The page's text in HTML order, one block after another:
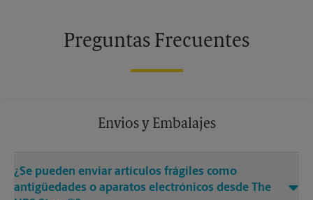
Preguntas Frecuentes
Envios y Embalajes
¿Se pueden enviar artículos frágiles como
antigüedades o aparatos electrónicos desde The